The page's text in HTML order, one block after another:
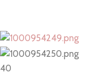
40